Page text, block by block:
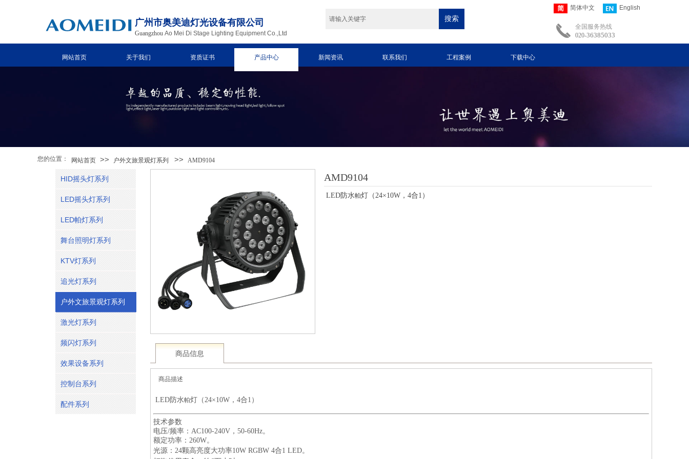
搜索
全国服务热线
020-36385033
简体中文 English
广州市奥美迪灯光设备有限公司
Guangzhou Ao Mei Di Stage Lighting Equipment Co.,Ltd
网站首页 关于我们 资质证书 产品中心 新闻资讯 联系我们 工程案例 下载中心
您的位置： 网站首页 >> 户外文旅景观灯系列 >> AMD9104
AMD9104
LED防水帕灯（24×10W，4合1）
商品信息
商品描述
LED防水帕灯（24×10W，4合1）
技术参数
电压/频率： AC100-240V ， 50-60Hz。
额定功率： 260W。
光源： 24颗高亮度大功率10W RGBW 4合1 LED。
HID摇头灯系列
LED摇头灯系列
LED帕灯系列
舞台照明灯系列
KTV灯系列
追光灯系列
户外文旅景观灯系列
激光灯系列
频闪灯系列
效果设备系列
控制台系列
配件系列